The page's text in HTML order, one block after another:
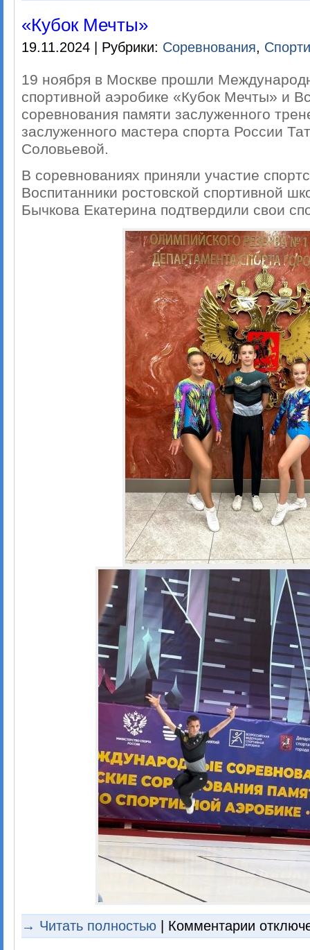
области
по
«Кубок Мечты»
19.11.2024 | Рубрики: Соревнования,
19 ноября в Москве прошли
спортивной аэробике «Кубок Мечты» и
соревнования памяти заслуженного
заслуженного мастера спорта России
Соловьевой.
В соревнованиях приняли участие
Воспитанники ростовской спортивной
Бычкова Екатерина подтвердили свои
→ Читать полностью Комментарии записи